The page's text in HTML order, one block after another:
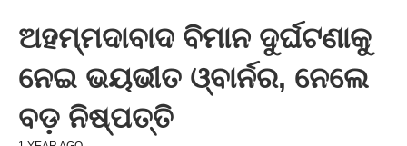
ଅହମ୍ମଦାବାଦ ବିମାନ ଦୁର୍ଘଟଣାକୁ
ନେଇ ଭୟଭୀତ ଓ୍ବାର୍ନର, ନେଲେ
ବଡ଼ ନିଷ୍ପତ୍ତି